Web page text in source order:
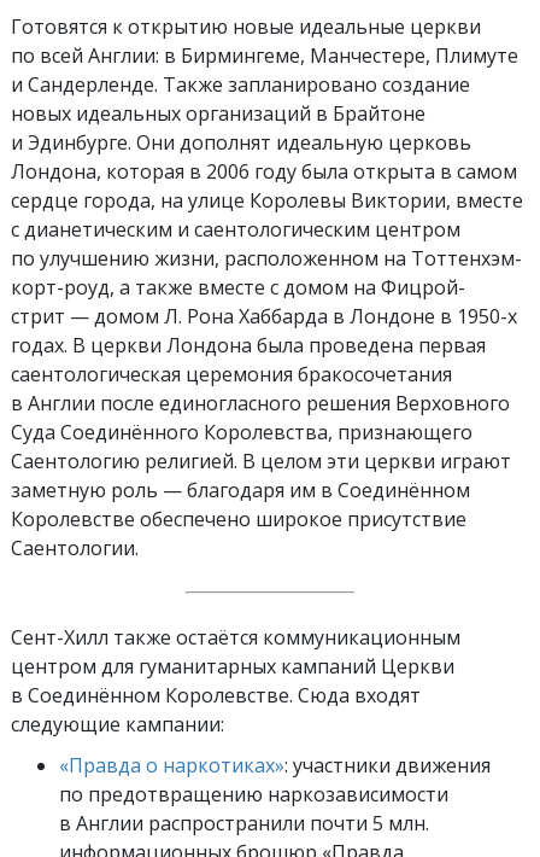
Готовятся к открытию новые идеальные церкви
по всей Англии: в Бирмингеме, Манчестере, Плимуте
и Сандерленде. Также запланировано создание
новых идеальных организаций в Брайтоне
и Эдинбурге. Они дополнят идеальную церковь
Лондона, которая в 2006 году была открыта в самом
сердце города, на улице Королевы Виктории, вместе
с дианетическим и саентологическим центром
по улучшению жизни, расположенном на Тоттенхэм-
корт-роуд, а также вместе с домом на Фицрой-
стрит — домом Л. Рона Хаббарда в Лондоне в 1950-х
годах. В церкви Лондона была проведена первая
саентологическая церемония бракосочетания
в Англии после единогласного решения Верховного
Суда Соединённого Королевства, признающего
Саентологию религией. В целом эти церкви играют
заметную роль — благодаря им в Соединённом
Королевстве обеспечено широкое присутствие
Саентологии.
Сент-Хилл также остаётся коммуникационным
центром для гуманитарных кампаний Церкви
в Соединённом Королевстве. Сюда входят
следующие кампании:
«Правда о наркотиках»: участники движения
по предотвращению наркозависимости
в Англии распространили почти 5 млн.
информационных брошюр «Правда